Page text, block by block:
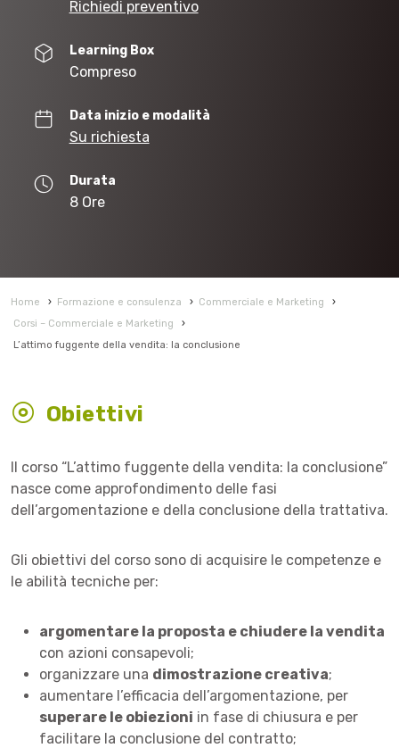
Richiedi preventivo
Learning Box
Compreso
Data inizio e modalità
Su richiesta
Durata
8 Ore
Home › Formazione e consulenza › Commerciale e Marketing
›
Corsi – Commerciale e Marketing
›
L’attimo fuggente della vendita: la conclusione
Obiettivi
Il corso “L’attimo fuggente della vendita: la conclusione”
nasce come approfondimento delle fasi
dell’argomentazione e della conclusione della trattativa.
Gli obiettivi del corso sono di acquisire le competenze e
le abilità tecniche per:
argomentare la proposta e chiudere la vendita
con azioni consapevoli;
organizzare una dimostrazione creativa;
aumentare l’efficacia dell’argomentazione, per
superare le obiezioni in fase di chiusura e per
facilitare la conclusione del contratto;